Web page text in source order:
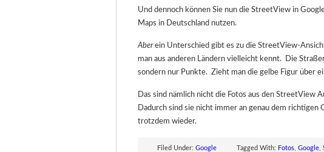
Und dennoch können Sie nun die StreetView in
Maps in Deutschland nutzen.
Aberein Unterschied gibt es zu die StreetView-
man aus anderen Ländern vielleicht kennt. Die
sondern nur Punkte. Zieht man die gelbe Figur über
Das sind nämlich nicht die Fotos aus den StreetView
Dadurch sind sie nicht immer an genau dem
trotzdem wieder.
Filed Under: Google Tagged With: Fotos Google